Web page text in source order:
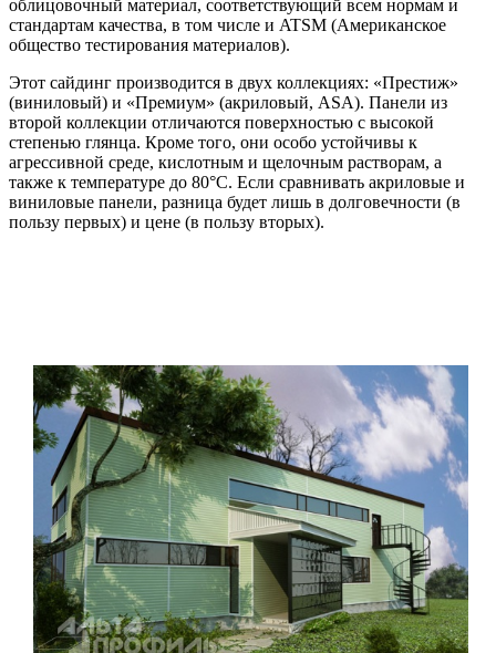
облицовочный материал, соответствующий всем нормам и
стандартам качества, в том числе и ATSM (Американское
общество тестирования материалов).
Этот сайдинг производится в двух коллекциях: «Престиж»
(виниловый) и «Премиум» (акриловый, ASA). Панели из
второй коллекции отличаются поверхностью с высокой
степенью глянца. Кроме того, они особо устойчивы к
агрессивной среде, кислотным и щелочным растворам, а
также к температуре до 80°С. Если сравнивать акриловые и
виниловые панели, разница будет лишь в долговечности (в
пользу первых) и цене (в пользу вторых).